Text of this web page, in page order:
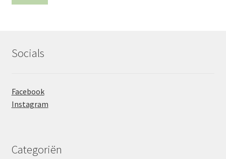
Socials
Facebook
Instagram
Categoriën